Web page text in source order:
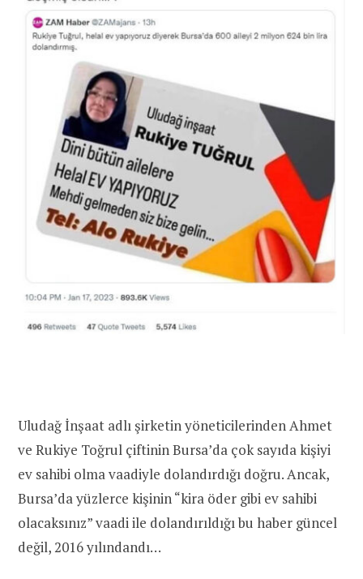
Uludağ İnşaat adlı şirketin yöneticilerinden Ahmet
ve Rukiye Toğrul çiftinin Bursa’da çok sayıda kişiyi
ev sahibi olma vaadiyle dolandırdığı doğru. Ancak,
Bursa’da yüzlerce kişinin “kira öder gibi ev sahibi
olacaksınız” vaadi ile dolandırıldığı bu haber güncel
değil, 2016 yılındandı…